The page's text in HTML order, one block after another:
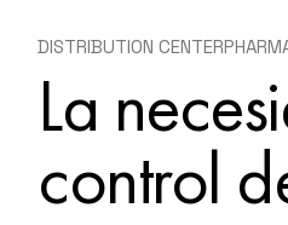
DISTRIBUTION CENTER
La
control